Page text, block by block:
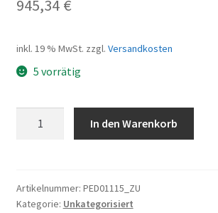
945,34 €
inkl. 19 % MwSt. zzgl. Versandkosten
5 vorrätig
Freilauf
Menge
In den Warenkorb
Artikelnummer: PED01115_ZU
Kategorie: Unkategorisiert